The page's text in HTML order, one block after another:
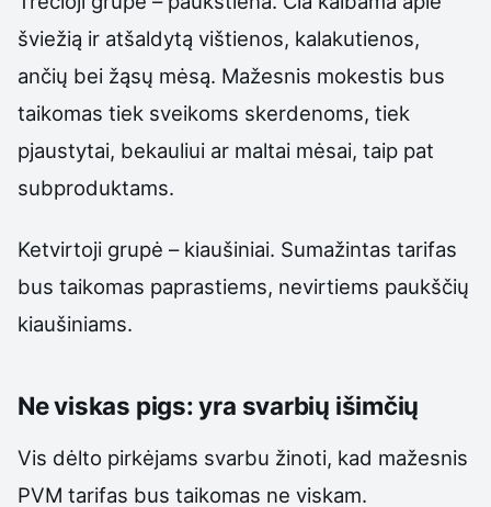
šviežią ir atšaldytą vištienos, kalakutienos,
ančių bei žąsų mėsą. Mažesnis mokestis bus
taikomas tiek sveikoms skerdenoms, tiek
pjaustytai, bekauliui ar maltai mėsai, taip pat
subproduktams.
Ketvirtoji grupė – kiaušiniai. Sumažintas tarifas
bus taikomas paprastiems, nevirtiems paukščių
kiaušiniams.
Ne viskas pigs: yra svarbių išimčių
Vis dėlto pirkėjams svarbu žinoti, kad mažesnis
PVM tarifas bus taikomas ne viskam.